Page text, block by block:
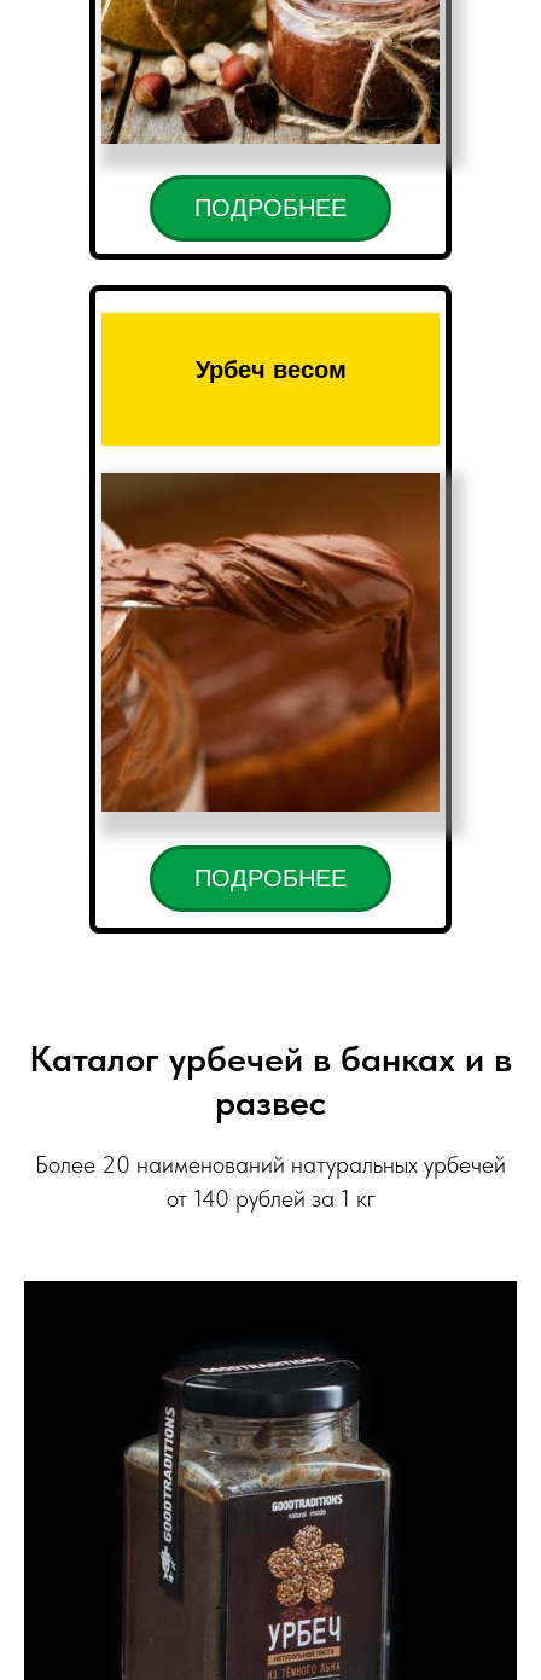
ПОДРОБНЕЕ
ПОДРОБНЕЕ
Урбеч весом
Каталог урбечей в банках и в
развес
Более 20 наименований натуральных урбечей
от 140 рублей за 1 кг